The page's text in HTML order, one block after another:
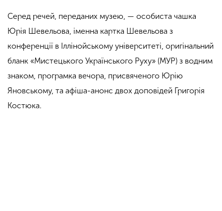
Серед речей, переданих музею, — особиста чашка
Юрія Шевельова, іменна картка Шевельова з
конференції в Іллінойському університеті, оригінальний
бланк «Мистецького Українського Руху» (МУР) з водним
знаком, програмка вечора, присвяченого Юрію
Яновському, та афіша-анонс двох доповідей Григорія
Костюка.